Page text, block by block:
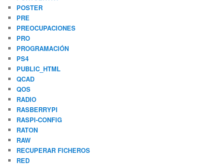
POSTER
PRE
PREOCUPACIONES
PRO
PROGRAMACIÓN
PS4
PUBLIC_HTML
QCAD
QOS
RADIO
RASBERRYPI
RASPI-CONFIG
RATON
RAW
RECUPERAR FICHEROS
RED